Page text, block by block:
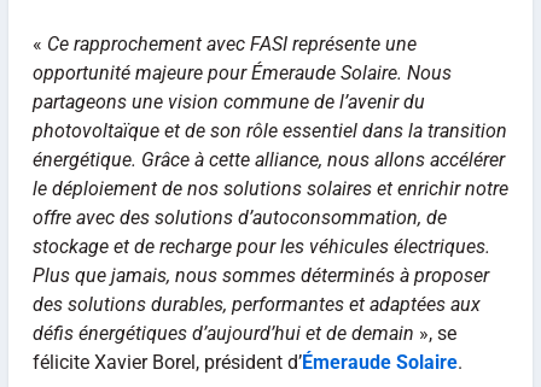
« Ce rapprochement avec FASI représente une
opportunité majeure pour Émeraude Solaire. Nous
partageons une vision commune de l’avenir du
photovoltaïque et de son rôle essentiel dans la transition
énergétique. Grâce à cette alliance, nous allons accélérer
le déploiement de nos solutions solaires et enrichir notre
offre avec des solutions d’autoconsommation, de
stockage et de recharge pour les véhicules électriques.
Plus que jamais, nous sommes déterminés à proposer
des solutions durables, performantes et adaptées aux
défis énergétiques d’aujourd’hui et de demain », se
félicite Xavier Borel, président d’Émeraude Solaire.